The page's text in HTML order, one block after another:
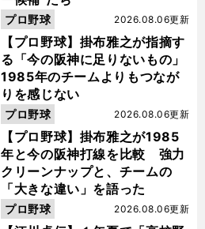
【プロ野球】掛布雅之が指摘す
る「今の阪神に足りないもの」
1985年のチームよりもつなが
りを感じない
2026.08.06更新
プロ野球
【プロ野球】掛布雅之が1985
年と今の阪神打線を比較 強力
クリーンナップと、チームの
「大きな違い」を語った
2026.08.06更新
プロ野球
2026.08.06更新
プロ野球